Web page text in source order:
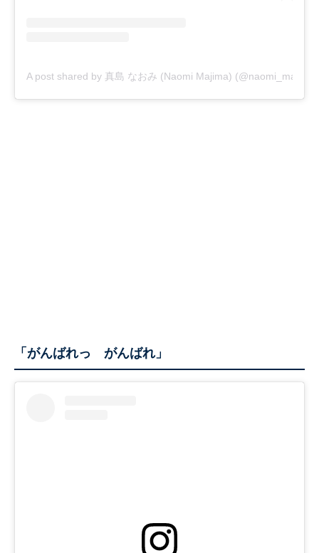
A post shared by 真島 なおみ (Naomi Majima) (@naomi_majima)
「がんばれっ がんばれ」